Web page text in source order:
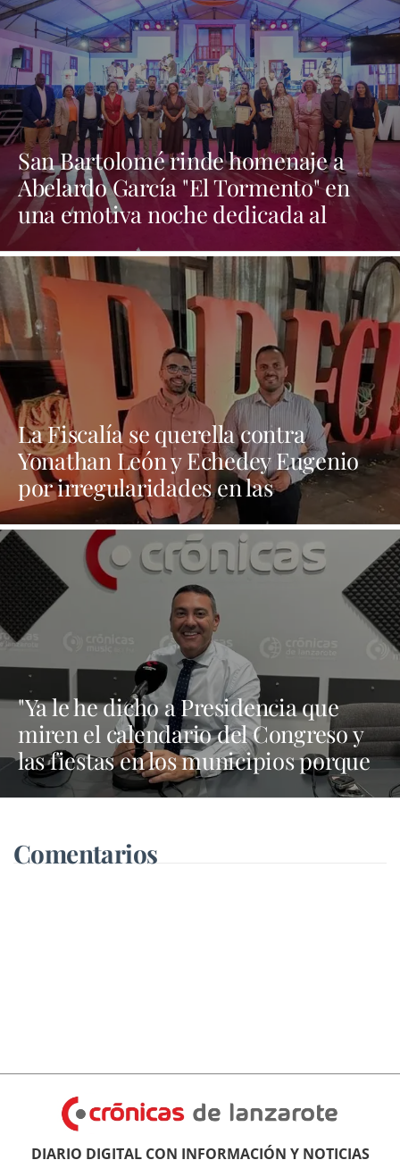
San Bartolomé rinde homenaje a
Abelardo García "El Tormento" en
una emotiva noche dedicada al
folclore canario
La Fiscalía se querella contra
Yonathan León y Echedey Eugenio
por irregularidades en las
contrataciones de las fiestas
"Ya le he dicho a Presidencia que
miren el calendario del Congreso y
las fiestas en los municipios porque
Dolores Corujo estaba en un fiesta
pleno"
Comentarios
DIARIO DIGITAL CON INFORMACIÓN Y NOTICIAS